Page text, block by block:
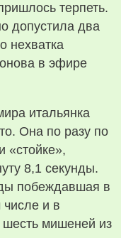
терпеть.
допустила два
нехватка
в эфире
итальянка
Она по разу по
«стойке»,
8,1 секунды.
побеждавшая в
и в
мишеней из